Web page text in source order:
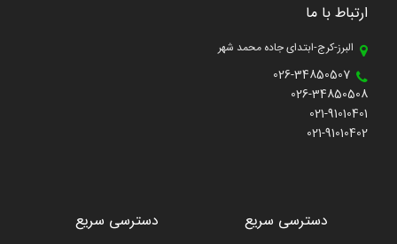
ارتباط با ما
البرز-کرج-ابتدای جاده محمد شهر
026-34850507
026-34850508
021-91010401
021-91010402
دسترسی سریع
دسترسی سریع